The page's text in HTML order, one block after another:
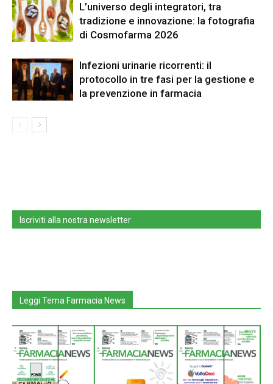
L’universo degli integratori, tra
tradizione e innovazione: la fotografia
di Cosmofarma 2026
Infezioni urinarie ricorrenti: il
protocollo in tre fasi per la gestione e
la prevenzione in farmacia
Iscriviti alla nostra newsletter
Leggi Tema Farmacia News